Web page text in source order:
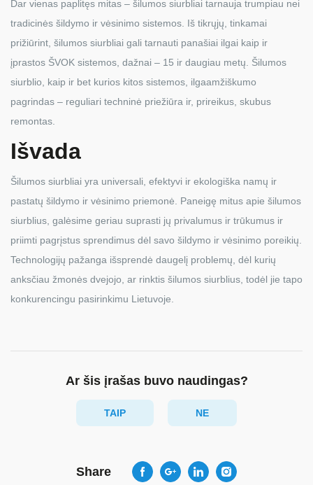
Dar vienas paplitęs mitas – šilumos siurbliai tarnauja trumpiau nei
tradicinės šildymo ir vėsinimo sistemos. Iš tikrųjų, tinkamai
prižiūrint, šilumos siurbliai gali tarnauti panašiai ilgai kaip ir
įprastos ŠVOK sistemos, dažnai – 15 ir daugiau metų. Šilumos
siurblio, kaip ir bet kurios kitos sistemos, ilgaamžiškumo
pagrindas – reguliari techninė priežiūra ir, prireikus, skubus
remontas.
Išvada
Šilumos siurbliai yra universali, efektyvi ir ekologiška namų ir
pastatų šildymo ir vėsinimo priemonė. Paneigę mitus apie šilumos
siurblius, galėsime geriau suprasti jų privalumus ir trūkumus ir
priimti pagrįstus sprendimus dėl savo šildymo ir vėsinimo poreikių.
Technologijų pažanga išsprendė daugelį problemų, dėl kurių
anksčiau žmonės dvejojo, ar rinktis šilumos siurblius, todėl jie tapo
konkurencingu pasirinkimu Lietuvoje.
Ar šis įrašas buvo naudingas?
TAIP NE
Share